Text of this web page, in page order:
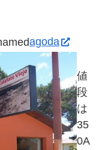
agoda
値
段
は
35
0A